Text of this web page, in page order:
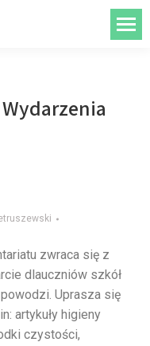
Wydarzenia
zwraca się z
dlauczniów szkół
Uprasza się
artykuły higieny
czystości,